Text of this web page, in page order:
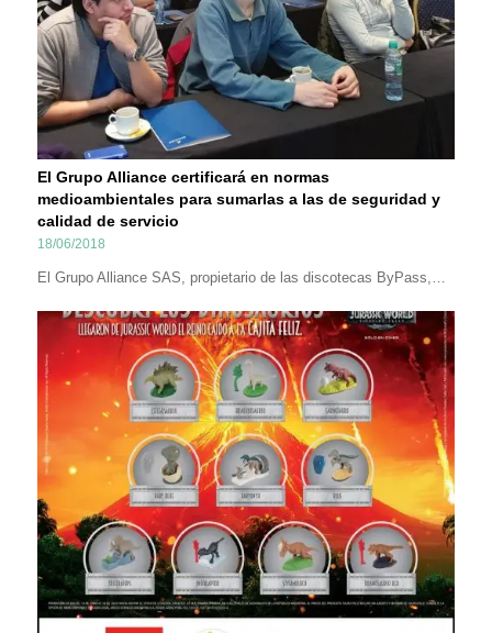
El Grupo Alliance certificará en normas
medioambientales para sumarlas a las de seguridad y
calidad de servicio
18/06/2018
El Grupo Alliance SAS, propietario de las discotecas ByPass,…